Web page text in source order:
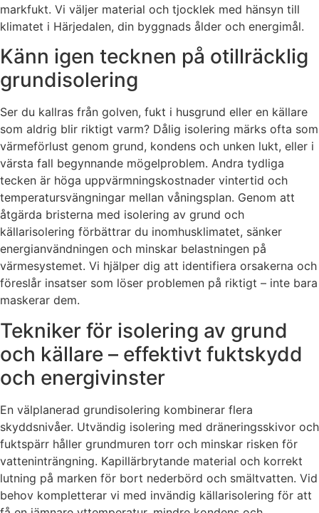
markfukt. Vi väljer material och tjocklek med hänsyn till
klimatet i Härjedalen, din byggnads ålder och energimål.
Känn igen tecknen på otillräcklig
grundisolering
Ser du kallras från golven, fukt i husgrund eller en källare
som aldrig blir riktigt varm? Dålig isolering märks ofta som
värmeförlust genom grund, kondens och unken lukt, eller i
värsta fall begynnande mögelproblem. Andra tydliga
tecken är höga uppvärmningskostnader vintertid och
temperatursvängningar mellan våningsplan. Genom att
åtgärda bristerna med isolering av grund och
källarisolering förbättrar du inomhusklimatet, sänker
energianvändningen och minskar belastningen på
värmesystemet. Vi hjälper dig att identifiera orsakerna och
föreslår insatser som löser problemen på riktigt – inte bara
maskerar dem.
Tekniker för isolering av grund
och källare – effektivt fuktskydd
och energivinster
En välplanerad grundisolering kombinerar flera
skyddsnivåer. Utvändig isolering med dräneringsskivor och
fuktspärr håller grundmuren torr och minskar risken för
vatteninträngning. Kapillärbrytande material och korrekt
lutning på marken för bort nederbörd och smältvatten. Vid
behov kompletterar vi med invändig källarisolering för att